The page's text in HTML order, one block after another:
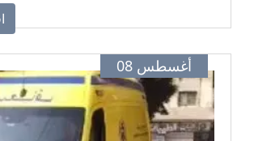
أغسطس 08